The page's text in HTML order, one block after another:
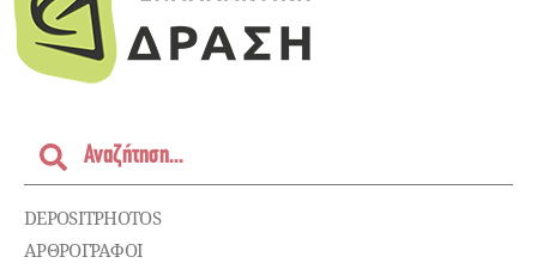
DEPOSITPHOTOS
ΑΡΘΡΟΓΡΑΦΟΙ